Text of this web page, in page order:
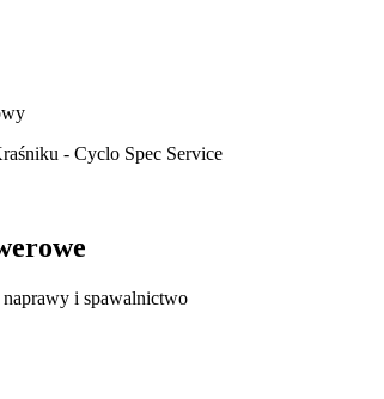
i spawalnictwo